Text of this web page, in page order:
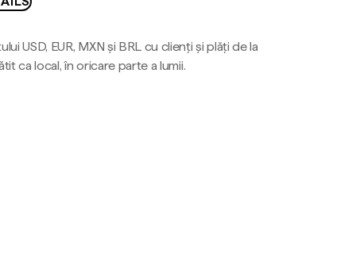
USD, EUR, MXN și BRL cu clienți și plăți de la
ca local, în oricare parte a lumii.